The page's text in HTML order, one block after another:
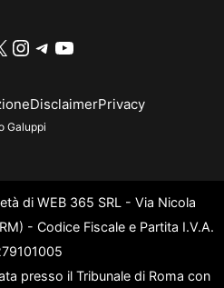
Instagram
Telegram
YouTube
DisclaimerPrivacy
Galuppi
di WEB 365 SRL - Via Nicola
- Codice Fiscale e Partita I.V.A.
presso il Tribunale di Roma con